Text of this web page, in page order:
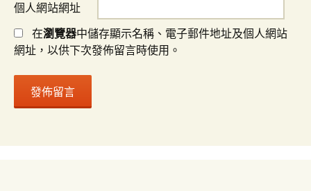
個人網站網址
在瀏覽器中儲存顯示名稱、電子郵件地址及個人網站
網址，以供下次發佈留言時使用。